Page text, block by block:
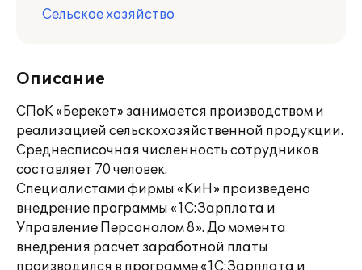
Сельское хозяйство
Описание
СПоК «Берекет» занимается производством и
реализацией сельскохозяйственной продукции.
Среднесписочная численность сотрудников
составляет 70 человек.
Специалистами фирмы «КиН» произведено
внедрение программы «1С:Зарплата и
Управление Персоналом 8». До момента
внедрения расчет заработной платы
производился в программе «1С:Зарплата и